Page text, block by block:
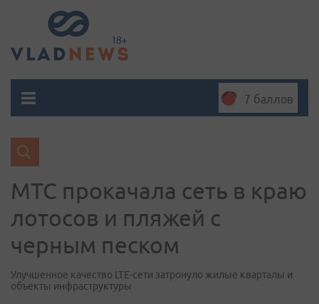
7 баллов
МТС прокачала сеть в краю
лотосов и пляжей с
черным песком
Улучшенное качество LTE-сети затронуло жилые кварталы и
объекты инфраструктуры